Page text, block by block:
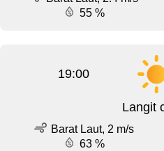
55 %
19:00
Langit
Barat Laut, 2 m/s
63 %